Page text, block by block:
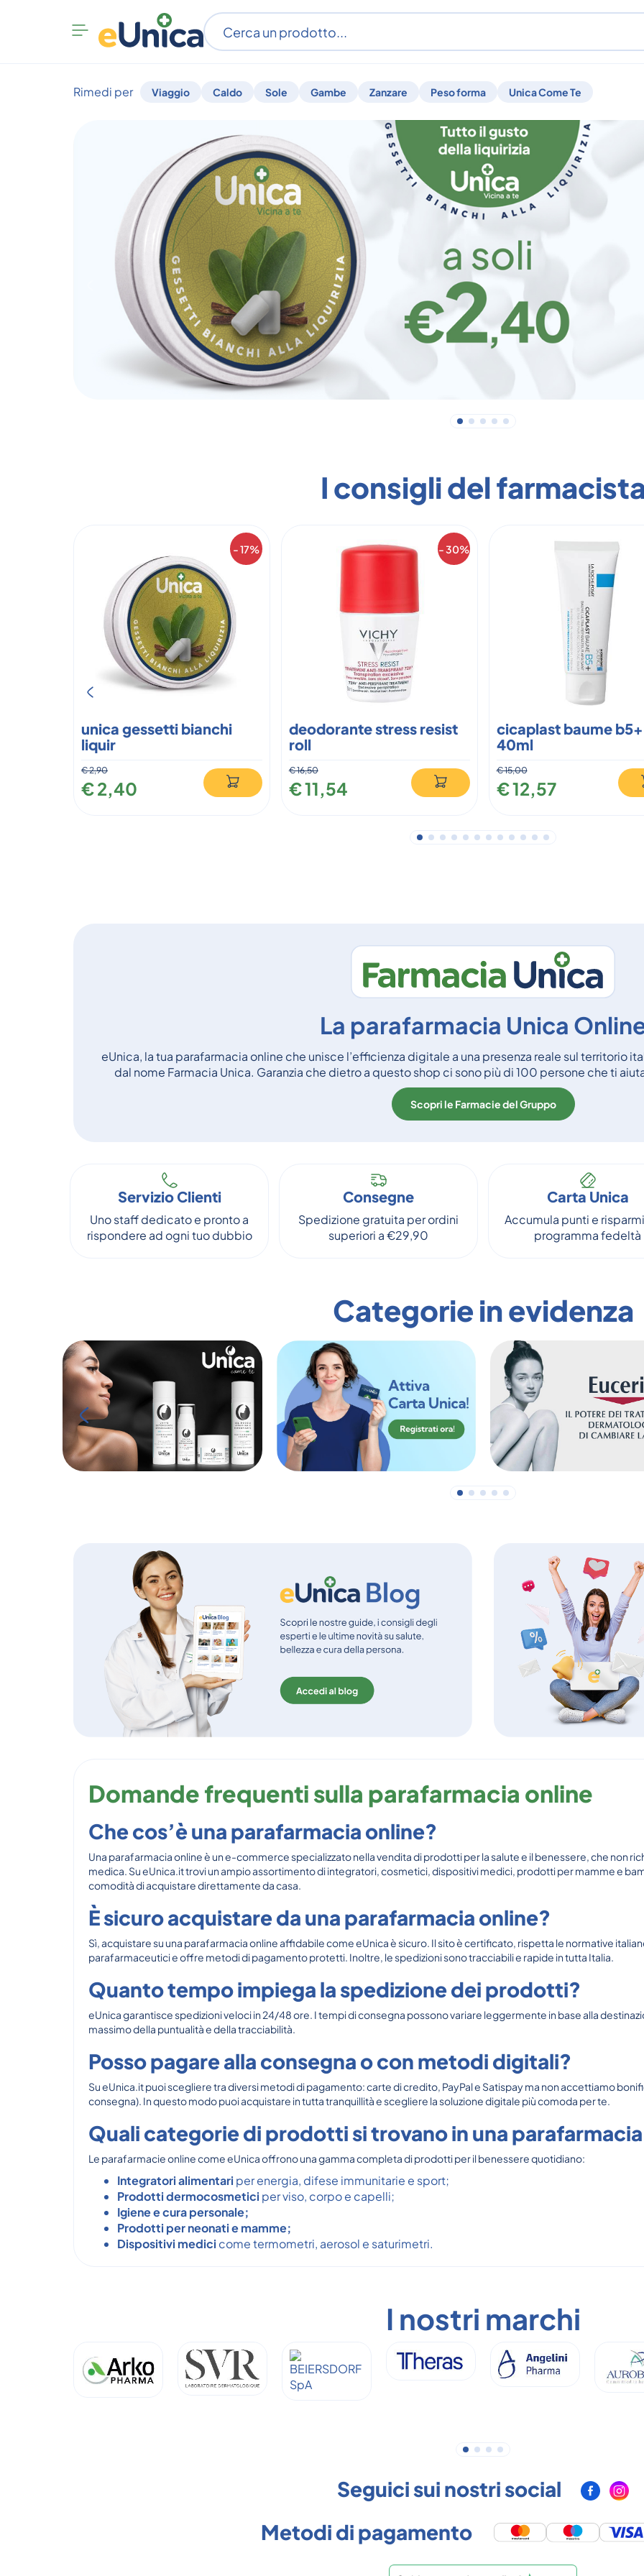
Apri
menu
Rimedi per Viaggio Caldo Sole Gambe Zanzare Peso forma Unica Come Te
I consigli del
- 17%
unica gessetti bianchi
liquir
€ 2,90
€ 2,40
- 30%
deodorante stress resist
roll
€ 16,50
€ 11,54
cicaplast baume b5+
40ml
€ 15,00
€ 12,57
La parafarmacia Unica
eUnica, la tua parafarmacia online che unisce l’efficienza digitale a una presenza reale sul territorio
dal nome Farmacia Unica. Garanzia che dietro a questo shop ci sono più di 100 persone che ti
Scopri le Farmacie del Gruppo
Servizio Clienti
Uno staff dedicato e pronto a
rispondere ad ogni tuo dubbio
Consegne
Spedizione gratuita per ordini
superiori a €29,90
Carta Unica
Accumula punti e
programma fedeltà
Categorie in evidenza
Domande frequenti sulla parafarmacia online
Che cos’è una parafarmacia online?
Una parafarmacia online è un e-commerce specializzato nella vendita di prodotti per la salute e il benessere, che non
medica. Su eUnica.it trovi un ampio assortimento di integratori, cosmetici, dispositivi medici, prodotti per mamme e
comodità di acquistare direttamente da casa.
È sicuro acquistare da una parafarmacia online?
Sì, acquistare su una parafarmacia online affidabile come eUnica è sicuro. Il sito è certificato, rispetta le normative
parafarmaceutici e offre metodi di pagamento protetti. Inoltre, le spedizioni sono tracciabili e rapide in tutta Italia.
Quanto tempo impiega la spedizione dei prodotti?
eUnica garantisce spedizioni veloci in 24/48 ore. I tempi di consegna possono variare leggermente in base alla
massimo della puntualità e della tracciabilità.
Posso pagare alla consegna o con metodi digitali?
Su eUnica.it puoi scegliere tra diversi metodi di pagamento: carte di credito, PayPal e Satispay ma non accettiamo
consegna). In questo modo puoi acquistare in tutta tranquillità e scegliere la soluzione digitale più comoda per te.
Quali categorie di prodotti si trovano in una
Le parafarmacie online come eUnica offrono una gamma completa di prodotti per il benessere quotidiano:
Integratori alimentari per energia, difese immunitarie e sport;
Prodotti dermocosmetici per viso, corpo e capelli;
Igiene e cura personale;
Prodotti per neonati e mamme;
Dispositivi medici come termometri, aerosol e saturimetri.
I nostri marchi
Seguici sui nostri social
Metodi di pagamento